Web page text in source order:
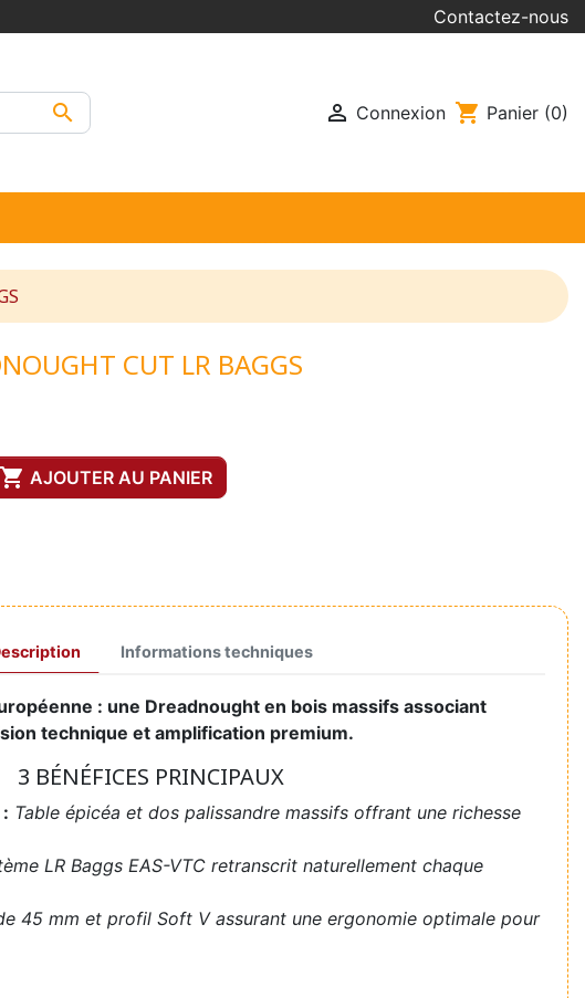
Contactez-nous
  Connexion shopping_cart Panier (0)
CUT LR BAGGS
 AJOUTER AU PANIER
Informations techniques
: une Dreadnought en bois massifs associant
technique et amplification premium.
3 BÉNÉFICES PRINCIPAUX
Table épicéa et dos palissandre massifs offrant une richesse
LR Baggs EAS-VTC retranscrit naturellement chaque
45 mm et profil Soft V assurant une ergonomie optimale pour